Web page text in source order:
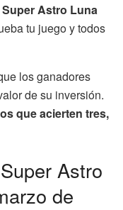
Astro Luna
tu juego y todos
los ganadores
de su inversión.
que acierten tres,
Astro
de